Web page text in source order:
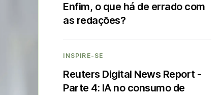
Enfim, o que há de errado com
as redações?
INSPIRE-SE
Reuters Digital News Report -
Parte 4: IA no consumo de